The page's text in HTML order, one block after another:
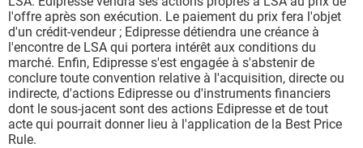
l'offre après son exécution. Le paiement du prix fera l'objet
d'un crédit-vendeur ; Edipresse détiendra une créance à
l'encontre de LSA qui portera intérêt aux conditions du
marché. Enfin, Edipresse s'est engagée à s'abstenir de
conclure toute convention relative à l'acquisition, directe ou
indirecte, d'actions Edipresse ou d'instruments financiers
dont le sous-jacent sont des actions Edipresse et de tout
acte qui pourrait donner lieu à l'application de la Best Price
Rule.